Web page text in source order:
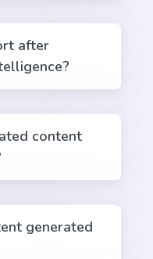
after
content
generated